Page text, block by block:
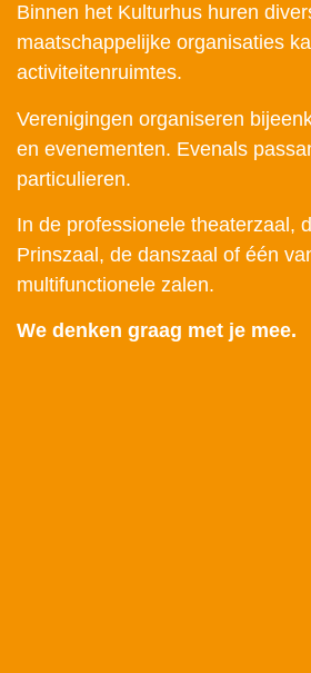
Binnen het Kulturhus huren
maatschappelijke organisaties
activiteitenruimtes.
Verenigingen organiseren
en evenementen. Evenals
particulieren.
In de professionele theaterzaal,
Prinszaal, de danszaal of één
multifunctionele zalen.
We denken graag met je mee.